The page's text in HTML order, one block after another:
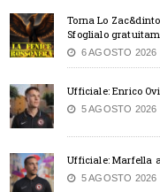
Torna Lo
Sfoglialo
6 AGOSTO 2026
Ufficiale: Enrico
5 AGOSTO 2026
Ufficiale: Marfella
5 AGOSTO 2026